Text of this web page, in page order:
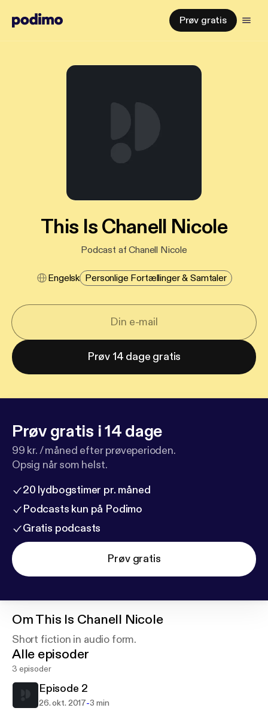
Prøv gratis
This Is Chanell Nicole
Podcast af Chanell Nicole
Engelsk Personlige Fortællinger & Samtaler
Prøv 14 dage gratis
Prøv gratis i 14 dage
99 kr. / måned efter prøveperioden.
Opsig når som helst.
20 lydbogstimer pr. måned
Podcasts kun på Podimo
Gratis podcasts
Prøv gratis
OmThis Is Chanell Nicole
Short fiction in audio form.
Alle episoder
3 episoder
Episode 2
26. okt. 2017-3 min